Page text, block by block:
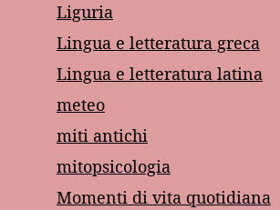
Liguria
Lingua e letteratura greca
Lingua e letteratura latina
meteo
miti antichi
mitopsicologia
Momenti di vita quotidiana